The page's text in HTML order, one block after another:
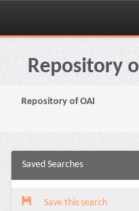
Skip
navigationRepository
Repository of OAI
Saved Searches
Save this search